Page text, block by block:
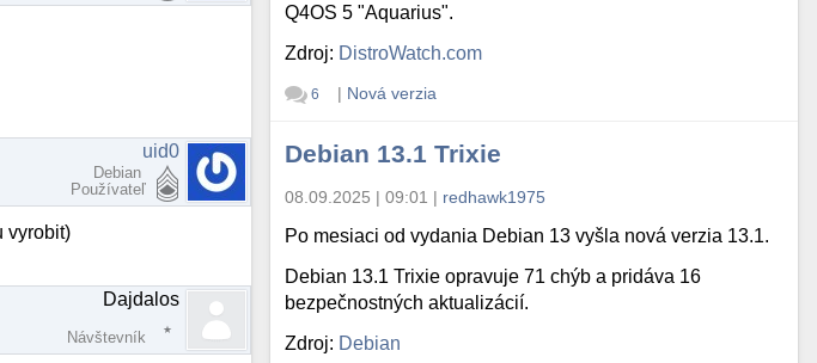
uid0
Debian
Používateľ
vyrobit)
Dajdalos
Návštevník
Q4OS 5 "Aquarius".
Zdroj: DistroWatch.com
6 | Nová verzia
Debian 13.1 Trixie
08.09.2025 | 09:01 | redhawk1975
Po mesiaci od vydania Debian 13 vyšla nová verzia 13.1.
Debian 13.1 Trixie opravuje 71 chýb a pridáva 16
bezpečnostných aktualizácií.
Zdroj: Debian